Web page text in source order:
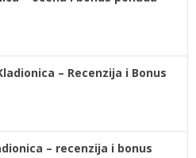
– Recenzija i Bonus
– recenzija i bonus